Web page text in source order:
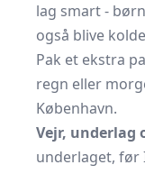
lag smart -
også blive
Pak et ekstra
regn eller
København.
Vejr, underlag
underlaget, før